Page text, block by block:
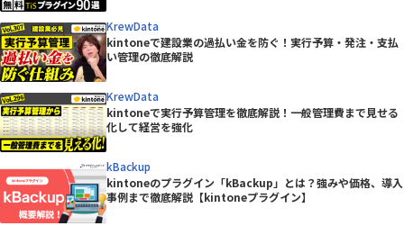
KrewData
kintoneで建設業の過払い金を防ぐ！実行予算・発注・支払
い管理の徹底解説
KrewData
kintoneで実行予算管理を徹底解説！一般管理費まで見せる
化して経営を強化
kBackup
kintoneのプラグイン「kBackup」とは？強みや価格、導入
事例まで徹底解説【kintoneプラグイン】